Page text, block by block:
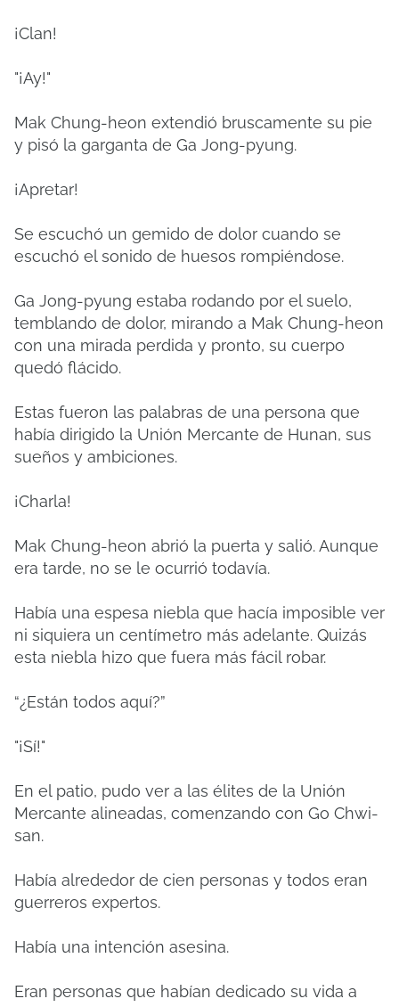
¡Clan!
"¡Ay!"
Mak Chung-heon extendió bruscamente su pie
y pisó la garganta de Ga Jong-pyung.
¡Apretar!
Se escuchó un gemido de dolor cuando se
escuchó el sonido de huesos rompiéndose.
Ga Jong-pyung estaba rodando por el suelo,
temblando de dolor, mirando a Mak Chung-heon
con una mirada perdida y pronto, su cuerpo
quedó flácido.
Estas fueron las palabras de una persona que
había dirigido la Unión Mercante de Hunan, sus
sueños y ambiciones.
¡Charla!
Mak Chung-heon abrió la puerta y salió. Aunque
era tarde, no se le ocurrió todavía.
Había una espesa niebla que hacía imposible ver
ni siquiera un centímetro más adelante. Quizás
esta niebla hizo que fuera más fácil robar.
“¿Están todos aquí?”
"¡Sí!"
En el patio, pudo ver a las élites de la Unión
Mercante alineadas, comenzando con Go Chwi-
san.
Había alrededor de cien personas y todos eran
guerreros expertos.
Había una intención asesina.
Eran personas que habían dedicado su vida a